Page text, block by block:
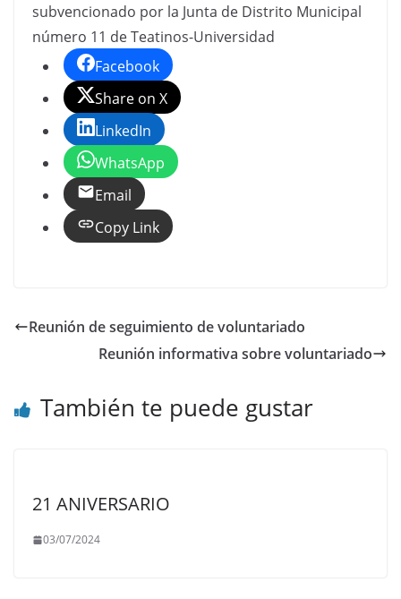
subvencionado por la Junta de Distrito Municipal
número 11 de Teatinos-Universidad
Facebook
Share on X
LinkedIn
WhatsApp
Email
Copy Link
Reunión de seguimiento de voluntariado
Reunión informativa sobre voluntariado
También te puede gustar
21 ANIVERSARIO
03/07/2024